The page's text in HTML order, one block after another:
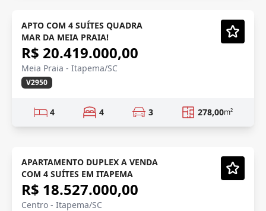
QUADRA MAR
Vídeo
Em Construção
APTO COM 4 SUÍTES QUADRA
MAR DA MEIA PRAIA!
R$ 20.419.000,00
Meia Praia - Itapema/SC
V2950
4 4 3 278,00m²
Duplex
Vídeo
Em Construção
APARTAMENTO DUPLEX A VENDA
COM 4 SUÍTES EM ITAPEMA
R$ 18.527.000,00
Centro - Itapema/SC